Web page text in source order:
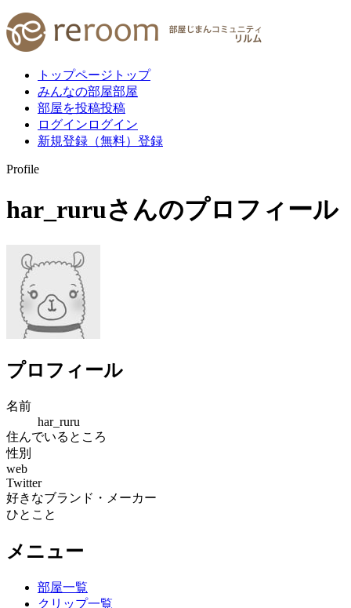
トップページ トップ
みんなの部屋部屋
部屋を投稿投稿
ログイン ログイン
新規登録（無料） 登録
Profile
har_ruruさんのプロフィール
プロフィール
名前
har_ruru
住んでいるところ
性別
web
Twitter
好きなブランド・メーカー
ひとこと
メニュー
部屋一覧
クリップ一覧